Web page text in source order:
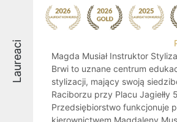
Laureaci
Magda Musiał Instruktor
Brwi to uznane centrum
stylizacji, mający swoją
Raciborzu przy Placu Jagiełły
Przedsiębiorstwo funkcjonuje
kierownictwem Magdaleny